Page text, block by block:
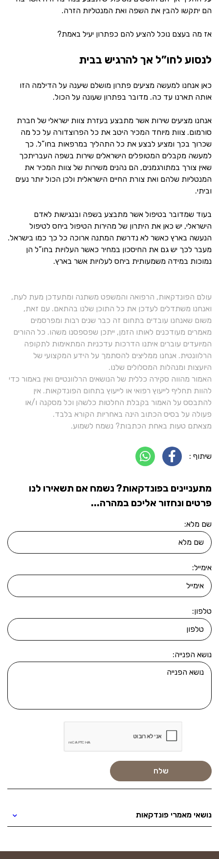
הם יתקשו להבין את השפה ואת המנטליות הזרה.
אז מה בעצם נוכל להציע להם כפתרון יעיל באמת?
לנסוע לחו”ל אך להרגיש בבית
כאן אנחנו למעשה מציעים פתרון מושלם שיענה על הדילמה הזו
אותה תארנו עד כה. מדובר בפתרון שעונה על הכול.
אנחנו מציעים שירות אשר מתבצע בעזרת צוות ישראלי של חברת
סורמום. צוות מיוחד המכיר היטב את כל הפרוצדורה על כל מה
שכרוך בכך ומציע לבצע את כל התהליך במרפאות בחו”ל. כך
למעשה מקבלים המטופלים הישראלים שירות בשפה העבריתכך
שאין צורך במתורגמנים, הם נהנים משירות של צוות המכיר את
המנטליות שלהם ואת צורת החיים הישראלית ולכן הכול יותר נעים
וביתי.
בעוד שמדובר בטיפול אשר מתבצע בשפה ובנגישות לאדם
הישראלי, יש כאן את היתרון של מהירות הטיפול ביחס לטיפול
הנעשה בארץ כאשר לא נדרשת המתנה ארוכה כל כך כמו בישראל.
מעבר לכך יש גם את החיסכון במחיר כאשר העלויות בחו”ל הן
נמוכות במידה משמעותית ביחס לעלויות אשר בארץ.
עולם הפונדקאות, הרפואה והמשפט משתנה ומתעדכן מעת לעת,
ואנחנו משתדלים לעדכן את כל התוכן שלנו בהתאם. עם זאת,
משום שאנחנו עובדים בתחום זה כבר שנים רבות ומפרסמים
מאמרים מעודכנים לאותו הזמן, ייתכן שפספסנו משהו. כל ההורים
המיועדים עוברים איתנו הדרכות עדכניות המתאימות לתקופה
הרלוונטית. אנחנו ממליצים להסתמך על הידע המקצועי של
היועצות ומנהלות המסלולים שלנו.
האמור מהווה סקירה כללית של הנושאים הרלוונטיים ואין באמור כדי
להוות תחליף לייעוץ רפואי או לייעוץ בתחום הפונדקאות. אין
להתבסס על האמור בקבלת החלטות כלשהן וכל מסקנה ו/או
פעולה על בסיס הכתוב הינה באחריות הקורא בלבד.
מצאתם טעות באחת הכתבות? נשמח לשמוע.
שיתוף :
מתעניינים בפונדקאות? נשמח אם תשאירו לנו
פרטים ונחזור אליכם במהרה...
שם מלא:
אימייל:
טלפון:
נושא הפנייה:
נושאי מאמרי פונדקאות